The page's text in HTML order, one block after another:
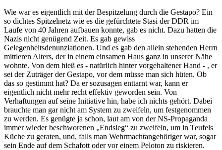
Wie war es eigentlich mit der Bespitzelung durch die Gestapo? Ein
so dichtes Spitzelnetz wie es die gefürchtete Stasi der DDR im
Laufe von 40 Jahren aufbauen konnte, gab es nicht. Dazu hatten die
Nazis nicht genügend Zeit. Es gab gewiss
Gelegenheitsdenunziationen. Und es gab den allein stehenden Herrn
mittleren Alters, der in einem einsamen Haus ganz in unserer Nähe
wohnte. Von dem hieß es - natürlich hinter vorgehaltener Hand - , er
sei der Zuträger der Gestapo, vor dem müsse man sich hüten. Ob
das so gestimmt hat? Da er sozusagen enttarnt war, kann er
eigentlich nicht mehr recht effektiv geworden sein. Von
Verhaftungen auf seine Initiative hin, habe ich nichts gehört. Dabei
brauchte man gar nicht am System zu zweifeln, um festgenommen
zu werden. Es genügte ja schon, laut am von der NS-Propaganda
immer wieder beschworenen
Endsieg
zu zweifeln, um in Teufels
Küche zu geraten, und, falls man Wehrmachtangehöriger war, sogar
sein Ende auf dem Schafott oder vor einem Peloton zu riskieren.